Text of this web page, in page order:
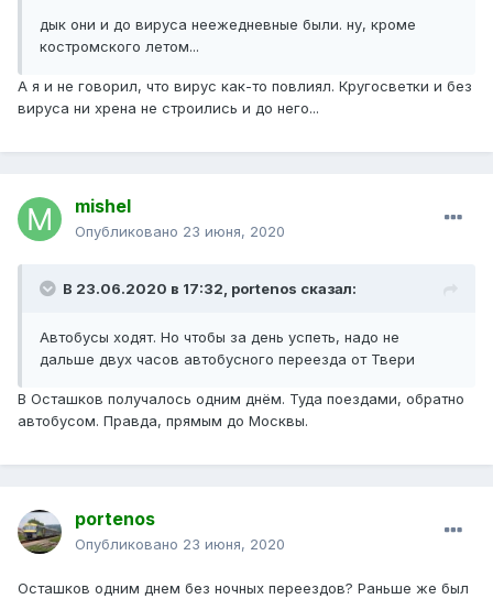
дык они и до вируса неежедневные были. ну, кроме
костромского летом...
А я и не говорил, что вирус как-то повлиял. Кругосветки и без
вируса ни хрена не строились и до него...
mishel
Опубликовано 23 июня, 2020
В 23.06.2020 в 17:32, portenos сказал:
Автобусы ходят. Но чтобы за день успеть, надо не
дальше двух часов автобусного переезда от Твери
В Осташков получалось одним днём. Туда поездами, обратно
автобусом. Правда, прямым до Москвы.
portenos
Опубликовано 23 июня, 2020
Осташков одним днем без ночных переездов? Раньше же был